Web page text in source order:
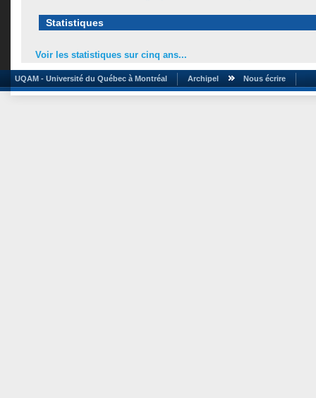
Statistiques
Voir les statistiques sur cinq ans...
UQAM - Université du Québec à Montréal Archipel Nous écrire